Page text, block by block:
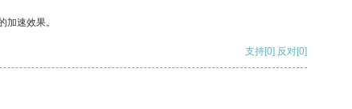
速效果。
支持[0] 反对[0]